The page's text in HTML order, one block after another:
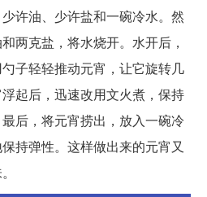
许油、少许盐和一碗冷水。然
两克盐，将水烧开。水开后，
子轻轻推动元宵，让它旋转几
起后，迅速改用文火煮，保持
后，将元宵捞出，放入一碗冷
持弹性。这样做出来的元宵又